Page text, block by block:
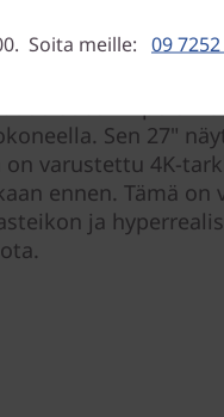
paras
Sen 27"
on varustettu 4K-
ennen. Tämä on
ja
Soita meille: 09